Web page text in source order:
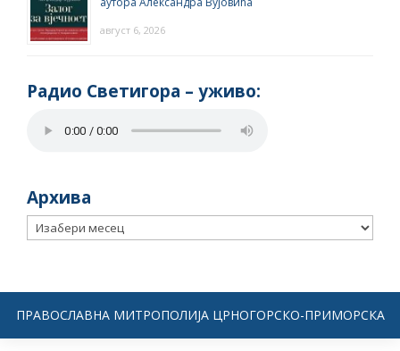
август 6, 2026
Радио Светигора – yживо:
Архива
Архива
ПРАВОСЛАВНА МИТРОПОЛИЈА ЦРНОГОРСКО-ПРИМОРСКА